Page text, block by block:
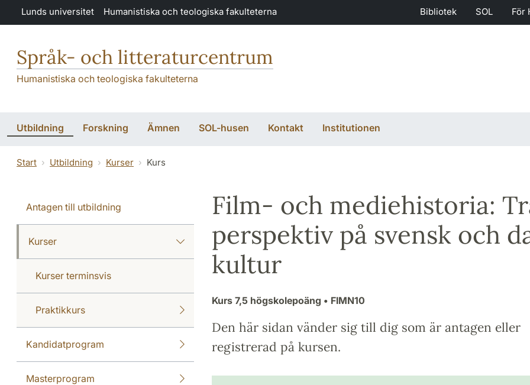
Hoppa till huvudinnehåll
Lunds universitet Humanistiska och teologiska fakulteterna Bibliotek SOL För
Språk- och litteraturcentrum
Humanistiska och teologiska fakulteterna
Utbildning Forskning Ämnen SOL-husen Kontakt Institutionen
Start Utbildning Kurser Kurs
Antagen till utbildning
Kurser
Kurser terminsvis
Praktikkurs
Kandidatprogram
Masterprogram
Film- och mediehistoria:
perspektiv på svensk och
kultur
Kurs 7,5 högskolepoäng • FIMN10
Den här sidan vänder sig till dig som är antagen eller
registrerad på kursen.